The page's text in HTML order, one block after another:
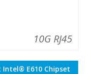
10G RJ45
Intel® E610 Chipset